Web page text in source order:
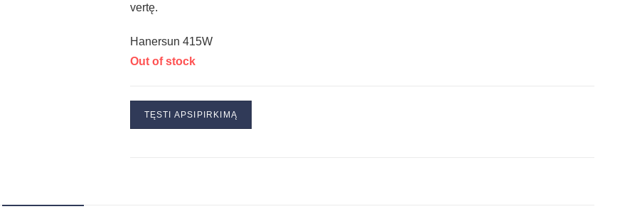
vertę.
Hanersun 415W
Out of stock
TĘSTI APSIPIRKIMĄ